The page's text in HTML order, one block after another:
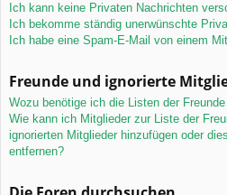
Ich kann keine Privaten Nachrichten
Ich bekomme ständig unerwünschte
Ich habe eine Spam-E-Mail von einem
Freunde und ignorierte
Wozu benötige ich die Listen der
Wie kann ich Mitglieder zur Liste der
ignorierten Mitglieder hinzufügen oder
entfernen?